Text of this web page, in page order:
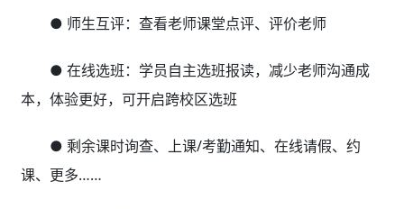
● 师生互评：查看老师课堂点评、评价老师
● 在线选班：学员自主选班报读，减少老师沟通成
本，体验更好，可开启跨校区选班
● 剩余课时询查、上课/考勤通知、在线请假、约
课、更多……